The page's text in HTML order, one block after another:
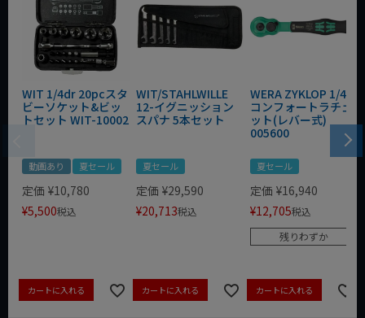
WIT 1/4dr 20pcスタ
ビーソケット&ビッ
トセット WIT-10002
動画あり 夏セール
定価 ¥10,780
¥5,500税込
カートに入れる
WIT/STAHLWILLE
12-イグニッション
スパナ 5本セット
夏セール
定価 ¥29,590
¥20,713税込
カートに入れる
WERA ZYKLOP 1/4"
コンフォートラチェ
ット(レバー式)
005600
夏セール
定価 ¥16,940
¥12,705税込
残りわずか
カートに入れる